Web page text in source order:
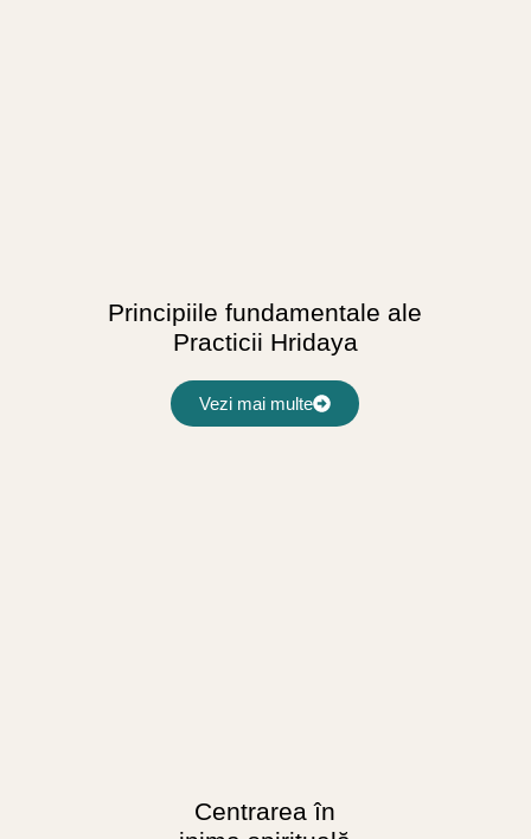
Centrarea în
Principiile fundamentale ale
Practicii Hridaya
Vezi mai multe